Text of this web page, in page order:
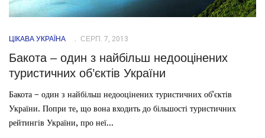
ЦІКАВА УКРАЇНА СЕРП. 7, 2013
Бакота – один з найбільш недооцінених
туристичних об’єктів України
Бакота – один з найбільш недооцінених туристичних об’єктів
України. Попри те, що вона входить до більшості туристичних
рейтингів України, про неї...